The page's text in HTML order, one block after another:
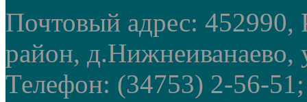
Почтовый адрес: 452990,
район, д.Нижнеиванаево,
Телефон: (34753) 2-56-